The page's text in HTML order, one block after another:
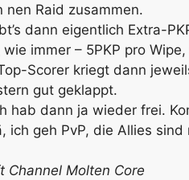
nen Raid zusammen.
dann eigentlich Extra-
wie immer – 5PKP pro
Scorer kriegt dann
gut geklappt.
hab dann ja wieder frei.
ich geh PvP, die Allies sind
Channel Molten Core